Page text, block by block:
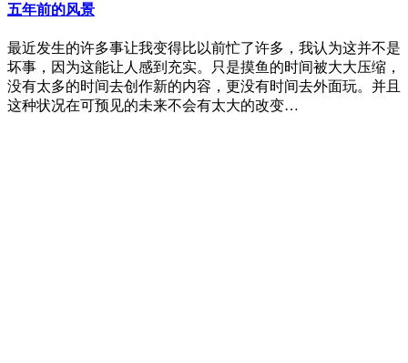
五年前的风景
最近发生的许多事让我变得比以前忙了许多，我认为这并不是
坏事，因为这能让人感到充实。只是摸鱼的时间被大大压缩，
没有太多的时间去创作新的内容，更没有时间去外面玩。并且
这种状况在可预见的未来不会有太大的改变…